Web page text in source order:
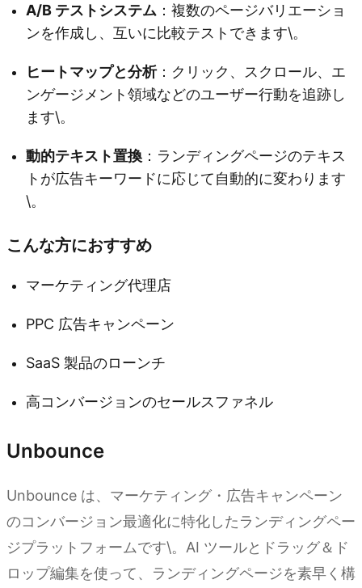
A/B テストシステム ：複数のページバリエーショ
ンを作成し、互いに比較テストできます\。
ヒートマップと分析：クリック、スクロール、エ
ンゲージメント領域などのユーザー行動を追跡し
ます\。
動的テキスト置換 ：ランディングページのテキス
トが広告キーワードに応じて自動的に変わります
\。
こんな方におすすめ
マーケティング代理店
PPC 広告キャンペーン
SaaS 製品のローンチ
高コンバージョンのセールスファネル
Unbounce
Unbounce は、マーケティング・広告キャンペーン
のコンバージョン最適化に特化したランディングペー
ジプラットフォームです\。AI ツールとドラッグ＆ド
ロップ編集を使って、ランディングページを素早く構